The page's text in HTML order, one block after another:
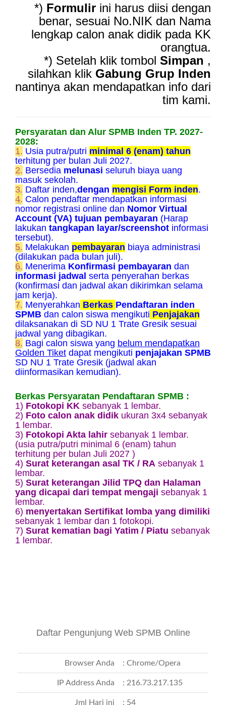
*) Formulir ini harus diisi dengan
benar, sesuai No.NIK dan Nama
lengkap calon anak didik pada KK
orangtua.
*) Setelah klik tombol Simpan ,
silahkan klik Gabung Grup Inden
nantinya akan mendapatkan info dari
tim kami.
Persyaratan dan Alur SPMB Inden TP. 2027-
2028:
1. Usia putra/putri minimal 6 (enam) tahun
terhitung per bulan Juli 2027.
2. Bersedia melunasi seluruh biaya uang
masuk sekolah.
3. Daftar inden,dengan mengisi Form inden.
4. Calon pendaftar mendapatkan informasi
nomor registrasi online dan Nomor Virtual
Account (VA) tujuan pembayaran (Harap
lakukan tangkapan layar/screenshot informasi
tersebut).
5. Melakukan pembayaran biaya administrasi
(dilakukan pada bulan juli).
6. Menerima Konfirmasi pembayaran dan
informasi jadwal serta penyerahan berkas
(konfirmasi dan jadwal akan dikirimkan selama
jam kerja).
7. Menyerahkan Berkas Pendaftaran inden
SPMB dan calon siswa mengikuti Penjajakan
dilaksanakan di SD NU 1 Trate Gresik sesuai
jadwal yang dibagikan.
8. Bagi calon siswa yang belum mendapatkan
Golden Tiket dapat mengikuti penjajakan SPMB
SD NU 1 Trate Gresik (jadwal akan
diinformasikan kemudian).
Berkas Persyaratan Pendaftaran SPMB :
1) Fotokopi KK sebanyak 1 lembar.
2) Foto calon anak didik ukuran 3x4 sebanyak
1 lembar.
3) Fotokopi Akta lahir sebanyak 1 lembar.
(usia putra/putri minimal 6 (enam) tahun
terhitung per bulan Juli 2027 )
4) Surat keterangan asal TK / RA sebanyak 1
lembar.
5) Surat keterangan Jilid TPQ dan Halaman
yang dicapai dari tempat mengaji sebanyak 1
lembar.
6) menyertakan Sertifikat lomba yang dimiliki
sebanyak 1 lembar dan 1 fotokopi.
7) Surat kematian bagi Yatim / Piatu sebanyak
1 lembar.
Daftar Pengunjung Web SPMB Online
Browser Anda : Chrome/Opera
IP Address Anda : 216.73.217.135
Jml Hari ini : 54